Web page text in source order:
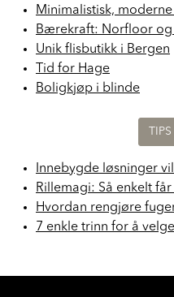
Minimalistisk,
Bærekraft: Norfloor og
Unik flisbutikk i Bergen
Tid for Hage
Boligkjøp i blinde
Innebygde løsninger
Rillemagi: Så enkelt
Hvordan rengjøre
7 enkle trinn for å